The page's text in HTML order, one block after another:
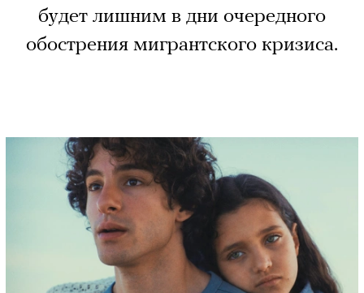
будет лишним в дни очередного
обострения мигрантского кризиса.